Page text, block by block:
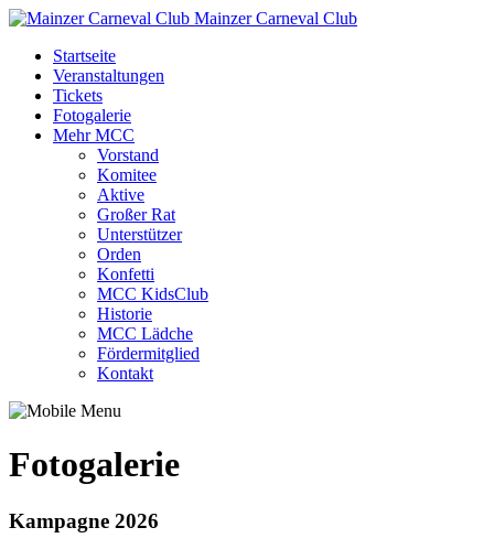
Mainzer Carneval Club
Startseite
Veranstaltungen
Tickets
Fotogalerie
Mehr MCC
Vorstand
Komitee
Aktive
Großer Rat
Unterstützer
Orden
Konfetti
MCC KidsClub
Historie
MCC Lädche
Fördermitglied
Kontakt
Fotogalerie
Kampagne 2026